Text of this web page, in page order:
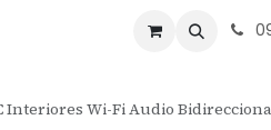
Interiores Wi-Fi Audio